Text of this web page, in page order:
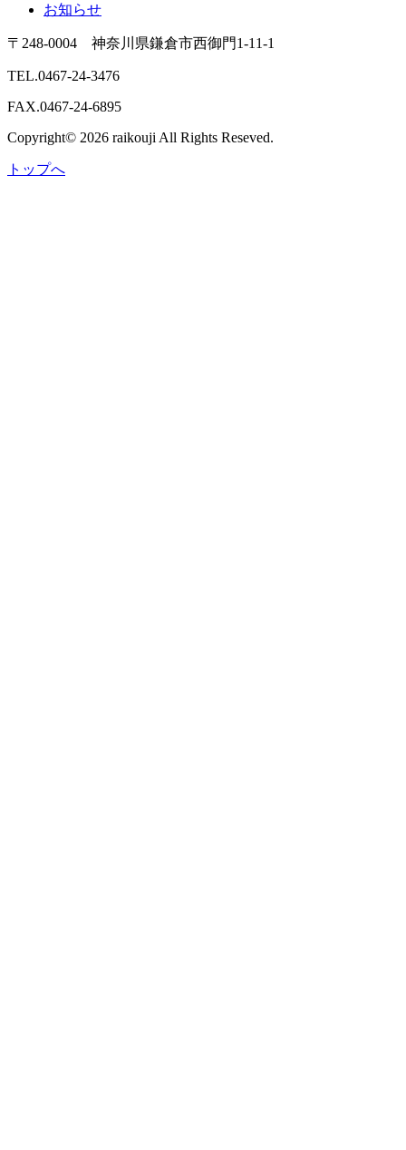
お知らせ
〒248-0004 神奈川県鎌倉市西御門1-11-1
TEL.0467-24-3476
FAX.0467-24-6895
Copyright© 2026 raikouji All Rights Reseved.
トップへ